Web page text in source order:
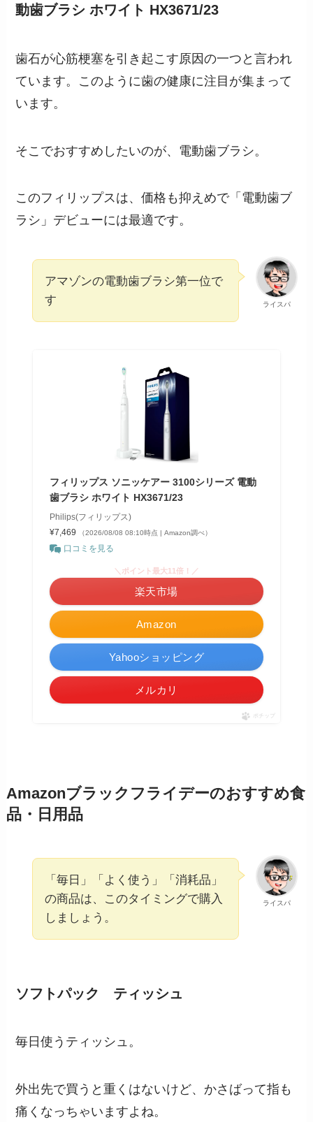
動歯ブラシ ホワイト HX3671/23
歯石が心筋梗塞を引き起こす原因の一つと言われ
ています。このように歯の健康に注目が集まって
います。
そこでおすすめしたいのが、電動歯ブラシ。
このフィリップスは、価格も抑えめで「電動歯ブ
ラシ」デビューには最適です。
ライスパ
アマゾンの電動歯ブラシ第一位で
す
フィリップス ソニッケアー 3100シリーズ 電動
歯ブラシ ホワイト HX3671/23
Philips(フィリップス)
¥7,469
（2026/08/08 08:10時点 | Amazon調べ）
口コミを見る
Amazon
＼ポイント最大11倍！／
楽天市場
Yahooショッピング
メルカリ
ポチップ
Amazonブラックフライデーのおすすめ食
品・日用品
ライスパ
「毎日」「よく使う」「消耗品」
の商品は、このタイミングで購入
しましょう。
ソフトパック ティッシュ
毎日使うティッシュ。
外出先で買うと重くはないけど、かさばって指も
痛くなっちゃいますよね。